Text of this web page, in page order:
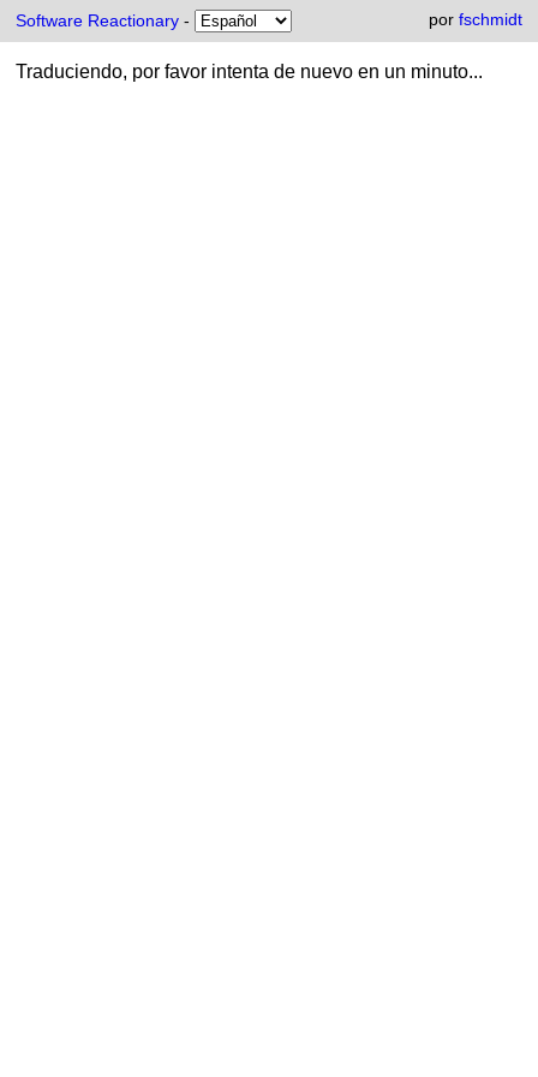
Software Reactionary - por fschmidt
Traduciendo, por favor intenta de nuevo en un minuto...